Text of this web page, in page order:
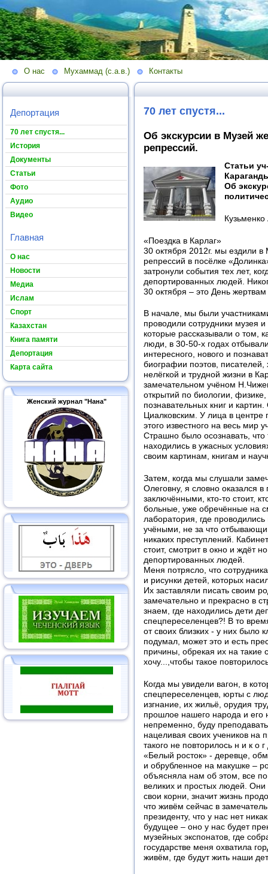
О нас Мухаммад (с.а.в.) Контакты
Депортация
70 лет спустя...
История
Документы
Статьи
Фото
Аудио
Видео
Главная
О нас
Новости
Медиа
Ислам
Спорт
Казахстан
Книга памяти
Депортация
Карта сайта
Женский журнал "Нана"
70 лет спустя...
Об экскурсии в Музей
репрессий.
Статьи
Об
«Поездка в Карлаг»
30 октября 2012г. мы ездили в
репрессий в посёлке
затронули события тех лет,
депортированных людей.
30 октября – это День
В начале, мы были
проводили сотрудники музея
которые рассказывали о том,
люди, в 30-50-х годах
интересного, нового и
биографии поэтов,
нелёгкой и трудной жизни в
замечательном учёном
открытий по биологии,
познавательных книг и
Циалковским. У лица в центре
этого известного на весь мир
Страшно было осознавать,
находились в ужасных
своим картинам, книгам и
Затем, когда мы слушали
Олеговну, я словно оказался
заключёнными, кто-то стоит,
больные, уже обречённые на
лаборатория, где
учёными, не за что
никаких преступлений.
стоит, смотрит в окно и ждёт
депортированных людей.
Меня потрясло, что
и рисунки детей, которых
Их заставляли писать своим
замечательно и прекрасно в
знаем, где находились дети
спецпереселенцев?! В то
от своих близких - у них было
подумал, может это и есть
причины, обрекая их на такие
хочу...,чтобы такое
Когда мы увидели вагон, в
спецпереселенцев, юрты с
изгнание, их жильё, орудия
прошлое нашего народа и его
непременно, буду
нацеливая своих учеников на
такого не повторилось н и к о г
«Белый росток» - деревце,
и обрубленное на макушке –
объясняла нам об этом, все
великих и простых людей. Они
свои корни, значит жизнь
что живём сейчас в
президенту, что у нас нет
будущее – оно у нас будет
музейных экспонатов, где
государстве меня охватила
живём, где будут жить наши